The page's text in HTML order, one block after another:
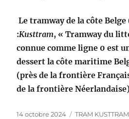
Le tramway de la côte
:Kusttram, « Tramway du
connue comme ligne 0 est
dessert la côte maritime
(près de la frontière
de la frontière
Publié
14 octobre 2024 Catégories
TRAM KUSTTRAM